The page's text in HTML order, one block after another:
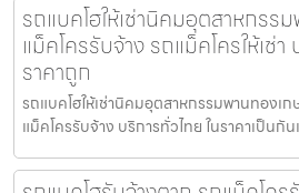
รถแบคโฮให้เช่านิคมอุตสาหกรร
แม็คโครรับจ้าง รถแม็คโครให้เช่
ราคาถูก
รถแบคโฮให้เช่านิคมอุตสาหกรรมพานทองเก
แม็คโครรับจ้าง บริการทั่วไทย ในราคาเป็น